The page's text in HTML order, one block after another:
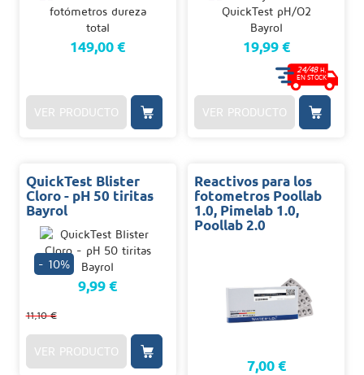
149,00 €
VER PRODUCTO
19,99 €
24/48H.
EN STOCK
VER PRODUCTO
QuickTest Blister
Cloro - pH 50 tiritas
Bayrol
- 10%
9,99 €
11,10 €
VER PRODUCTO
Reactivos para los
fotometros Poollab
1.0, Pimelab 1.0,
Poollab 2.0
7,00 €